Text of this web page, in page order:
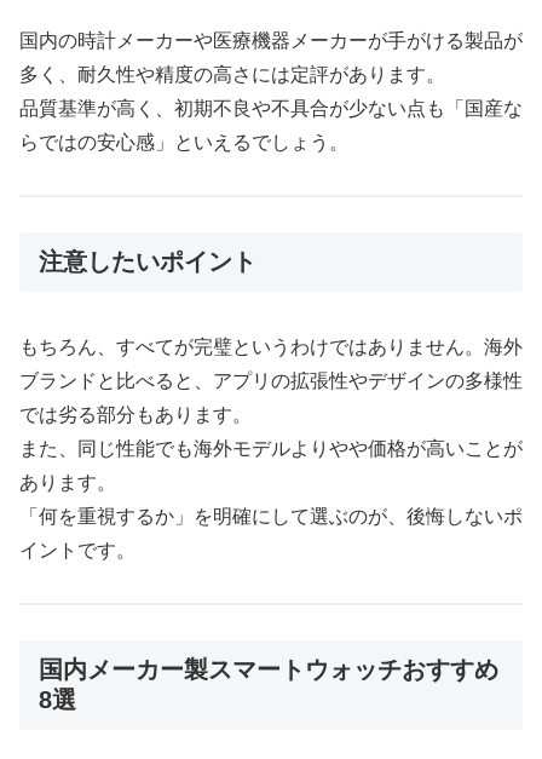
国内の時計メーカーや医療機器メーカーが手がける製品が
多く、耐久性や精度の高さには定評があります。
品質基準が高く、初期不良や不具合が少ない点も「国産な
らではの安心感」といえるでしょう。
注意したいポイント
もちろん、すべてが完璧というわけではありません。海外
ブランドと比べると、アプリの拡張性やデザインの多様性
では劣る部分もあります。
また、同じ性能でも海外モデルよりやや価格が高いことが
あります。
「何を重視するか」を明確にして選ぶのが、後悔しないポ
イントです。
国内メーカー製スマートウォッチおすすめ
8選